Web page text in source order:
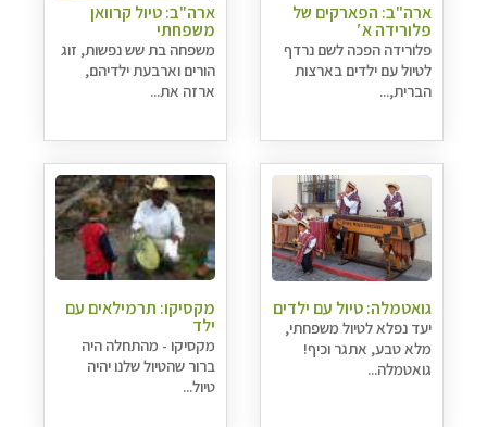
ארה"ב: הפארקים של
פלורידה א′
פלורידה הפכה לשם נרדף
לטיול עם ילדים בארצות
הברית,...
ארה"ב: טיול קרוואן
משפחתי
משפחה בת שש נפשות, זוג
הורים וארבעת ילדיהם,
ארזה את...
גואטמלה: טיול עם ילדים
יעד נפלא לטיול משפחתי,
מלא טבע, אתגר וכיף!
גואטמלה...
מקסיקו: תרמילאים עם
ילד
מקסיקו - מהתחלה היה
ברור שהטיול שלנו יהיה
טיול...